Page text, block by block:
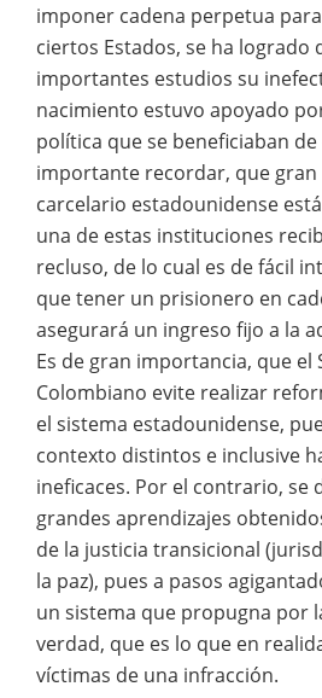
imponer cadena perpetua
ciertos Estados, se ha
importantes estudios su
nacimiento estuvo apoyado
política que se beneficiaban de
importante recordar, que
carcelario estadounidense
una de estas instituciones
recluso, de lo cual es de fácil
que tener un prisionero en
asegurará un ingreso fijo a la
Es de gran importancia, que el
Colombiano evite realizar
el sistema estadounidense,
contexto distintos e inclusive
ineficaces. Por el contrario, se
grandes aprendizajes
de la justicia transicional
la paz), pues a pasos
un sistema que propugna por
verdad, que es lo que en
víctimas de una infracción.